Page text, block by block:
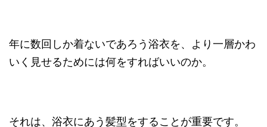
年に数回しか着ないであろう浴衣を、より一層かわ
いく見せるためには何をすればいいのか。
それは、浴衣にあう髪型をすることが重要です。